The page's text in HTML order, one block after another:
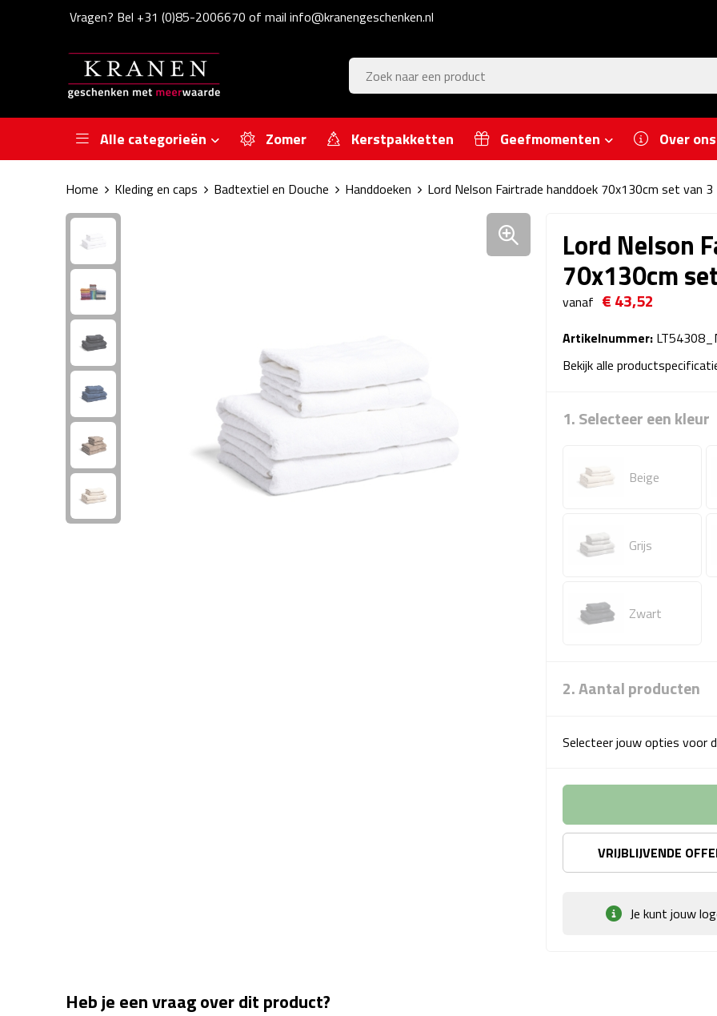
Vragen? Bel +31 (0)85-2006670 of mail info@kranengeschenken.nl
Alle categorieën Zomer Kerstpakketten Geefmomenten Over ons
Home Kleding en caps Badtextiel en Douche Handdoeken Lord Nelson Fairtrade handdoek 70x130cm set van 3
Lord Nelson
70x130cm
vanaf € 43,52
Artikelnummer:
Bekijk alle
1. Selecteer een kleur
Beige
Grijs
Zwart
2. Aantal producten
Selecteer jouw opties voor
VRIJBLIJVENDE
Je kunt jouw
Heb je een vraag over dit product?